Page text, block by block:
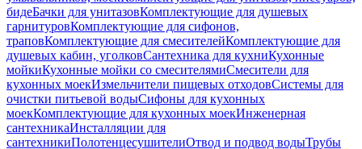
бидеБачки для унитазовКомплектующие для душевых
гарнитуровКомплектующие для сифонов,
траповКомплектующие для смесителейКомплектующие для
душевых кабин, уголковСантехника для кухниКухонные
мойкиКухонные мойки со смесителямиСмесители для
кухонных моекИзмельчители пищевых отходовСистемы для
очистки питьевой водыСифоны для кухонных
моекКомплектующие для кухонных моекИнженерная
сантехникаИнсталляции для
сантехникиПолотенцесушителиОтвод и подвод водыТрубы